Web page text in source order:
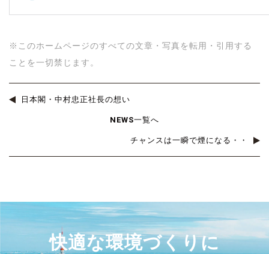
※このホームページのすべての文章・写真を転用・引用する
ことを一切禁じます。
日本閣・中村忠正社長の想い
NEWS一覧へ
チャンスは一瞬で煙になる・・
快適な環境づくりに